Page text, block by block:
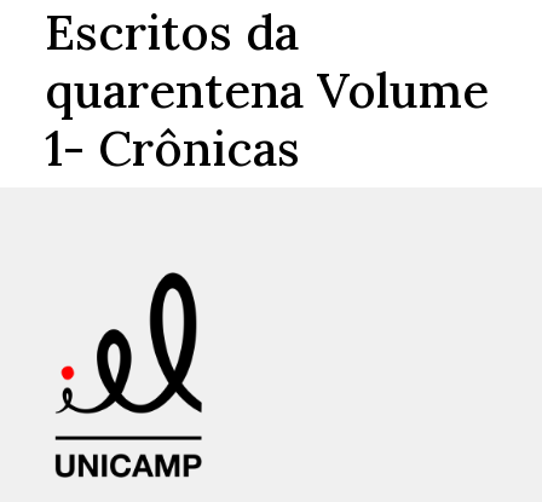
Escritos da
quarentena Volume
1- Crônicas